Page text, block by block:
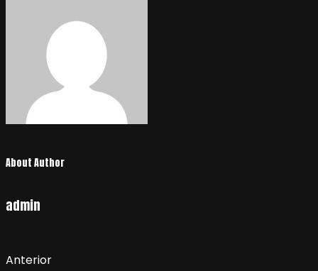
About Author
admin
Anterior